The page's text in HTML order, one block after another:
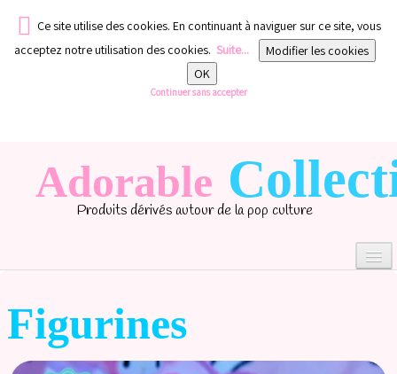
Ce site utilise des cookies. En continuant à naviguer sur ce site, vous
acceptez notre utilisation des cookies. Suite...
Modifier les cookies
OK
Continuer sans accepter
Adorable
Produits dérivés autour de la pop culture
0
Figurines